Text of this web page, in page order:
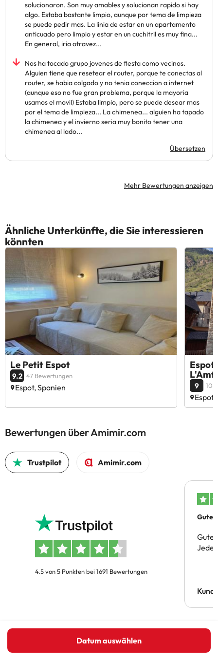
Datum auswählen
solucionaron. Son muy amables y solucionan rapido si hay
algo. Estaba bastante limpio, aunque por tema de limpieza
se puede pedir mas. La linia de estar en un apartamento
anticuado pero limpio y estar en un cuchitril es muy fina...
En general, iria otravez...
Nos ha tocado grupo jovenes de fiesta como vecinos.
Alguien tiene que resetear el router, porque te conectas al
router, se habia colgado y no tenia coneccion a internet
(aunque eso no fue gran problema, porque la mayoria
usamos el movil) Estaba limpio, pero se puede desear mas
por el tema de limpieza... La chimenea... alguien ha tapado
la chimenea y el invierno seria muy bonito tener una
chimenea al lado...
Übersetzen
Mehr Bewertungen anzeigen
Ähnliche Unterkünfte, die Sie interessieren
könnten
Le Petit Espot
9.2 47 Bewertungen
Espot, Spanien
Espot
9
Bewertungen über Amimir.com
Trustpilot Amimir.com
4.5 von 5 Punkten bei 1691 Bewertungen
Gutes
Gute